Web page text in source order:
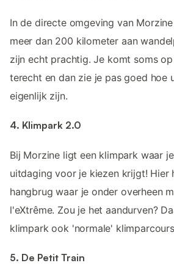
In de directe omgeving van
meer dan 200 kilometer aan
zijn echt prachtig. Je komt soms
terecht en dan zie je pas goed hoe
eigenlijk zijn.
4. Klimpark 2.0
Bij Morzine ligt een klimpark waar
uitdaging voor je kiezen krijgt! Hier
hangbrug waar je onder overheen
l'eXtrême. Zou je het aandurven?
klimpark ook 'normale'
5. De Petit Train